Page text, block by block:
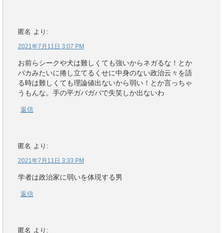
匿名 より:
2021年7月11日 3:07 PM
お前らシークや犬は難しくても強いからネガるな！とか
バカみたいに捲し立てるくせに中身のない政治云々を語
る時は難しくても理論値出ないから弱い！とか言っちゃ
うもんな。手の平ガバガバで失笑しか出ないわ
返信
匿名 より:
2021年7月11日 3:33 PM
学者は政治家に弱いを体現する男
返信
匿名 より: